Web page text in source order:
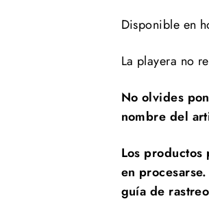
Disponible en
La playera no
No olvides
nombre del
Los productos
en
guía de